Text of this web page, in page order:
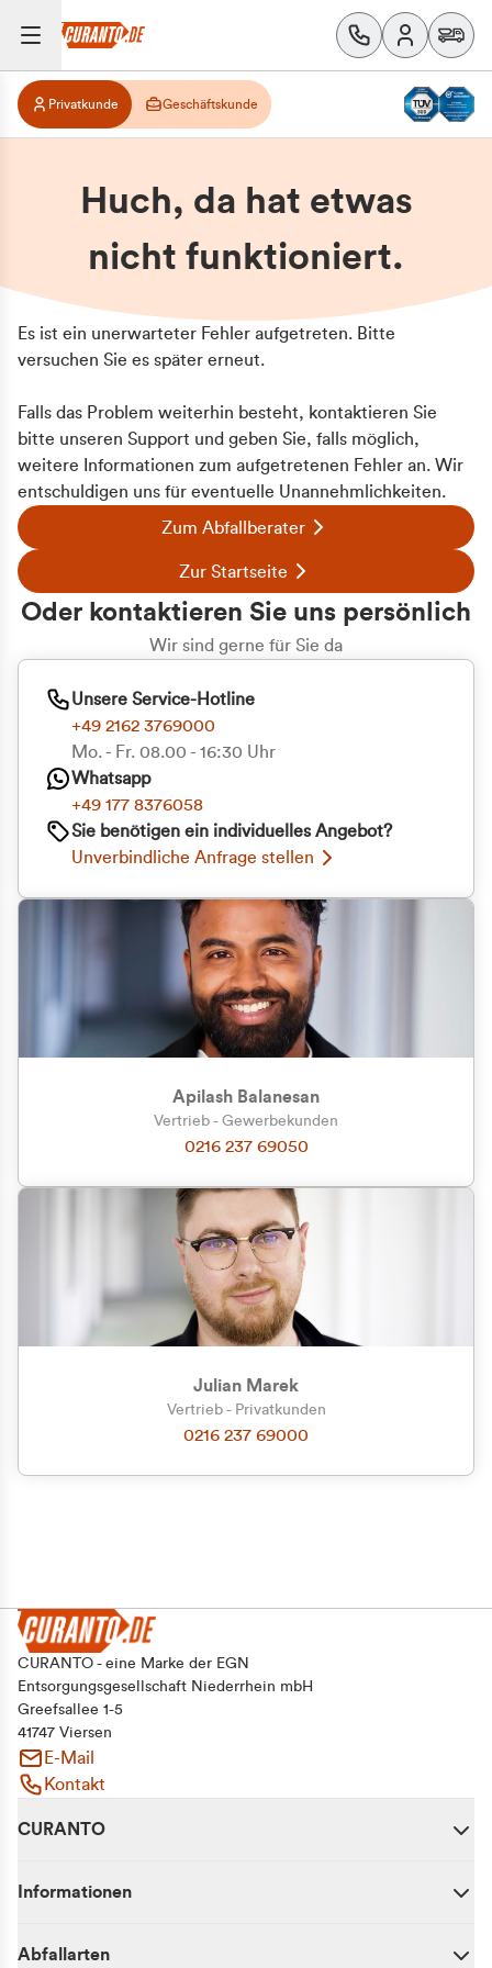
Privatkunde Geschäftskunde
Huch, da hat etwas
nicht funktioniert.
Es ist ein unerwarteter Fehler aufgetreten. Bitte
versuchen Sie es später erneut.
Falls das Problem weiterhin besteht, kontaktieren Sie
bitte unseren Support und geben Sie, falls möglich,
weitere Informationen zum aufgetretenen Fehler an. Wir
entschuldigen uns für eventuelle Unannehmlichkeiten.
Zum Abfallberater
Zur Startseite
Oder kontaktieren Sie uns persönlich
Wir sind gerne für Sie da
Unsere Service-Hotline
+49 2162 3769000
Mo. - Fr. 08.00 - 16:30 Uhr
Whatsapp
+49 177 8376058
Sie benötigen ein individuelles Angebot?
Unverbindliche Anfrage stellen
Apilash Balanesan
Vertrieb - Gewerbekunden
0216 237 69050
Julian Marek
Vertrieb - Privatkunden
0216 237 69000
CURANTO - eine Marke der EGN
Entsorgungsgesellschaft Niederrhein mbH
Greefsallee 1-5
41747 Viersen
E-Mail
Kontakt
CURANTO
Informationen
Abfallarten